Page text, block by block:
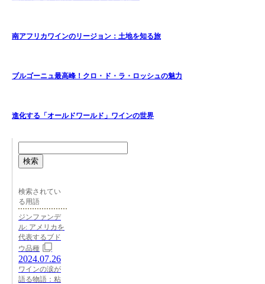
南アフリカワインのリージョン：土地を知る旅
ブルゴーニュ最高峰！クロ・ド・ラ・ロッシュの魅力
進化する「オールドワールド」ワインの世界
検索
検索されてい
る用語
ジンファンデ
ル: アメリカを
代表するブド
ウ品種
2024.07.26
ワインの涙が
語る物語：粘